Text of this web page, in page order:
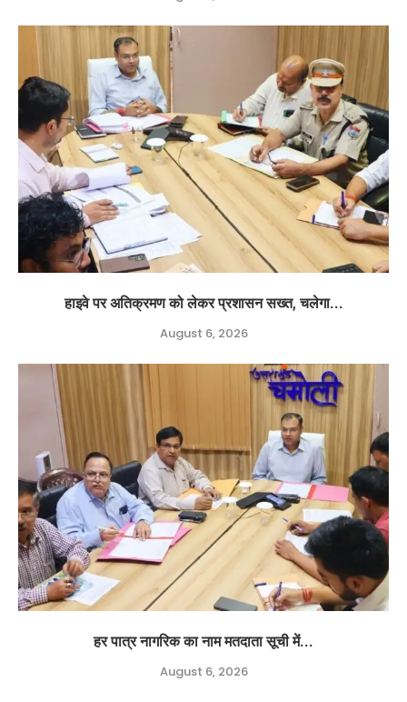
हाइवे पर अतिक्रमण को लेकर प्रशासन सख्त, चलेगा...
August 6, 2026
हर पात्र नागरिक का नाम मतदाता सूची में...
August 6, 2026